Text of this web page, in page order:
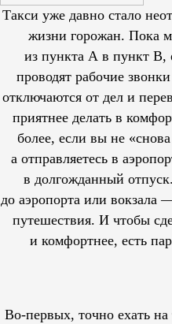
Такси уже давно стало
жизни горожан. Пока
из пункта А в пункт В,
проводят рабочие
отключаются от дел и
приятнее делать в
более, если вы не
а отправляетесь в
в долгожданный
до аэропорта или вокзала
путешествия. И чтобы
и комфортнее, есть
Во-первых, точно ехать